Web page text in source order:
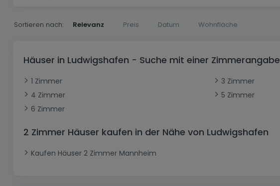
Herrenhaus
Landhaus
Bungalow
Maisonnette
Erdgeschoss
Gewerbliches Grundstück
Garage - Parkplatz
Gewerbe
Geschäft
Restaurant
Sortieren nach: Relevanz Preis Datum Wohnfläche
Häuser in Ludwigshafen - Suche mit einer Zimmerangabe
1 Zimmer
3 Zimmer
4 Zimmer
5 Zimmer
6 Zimmer
2 Zimmer Häuser kaufen in der Nähe von Ludwigshafen
Kaufen Häuser 2 Zimmer Mannheim